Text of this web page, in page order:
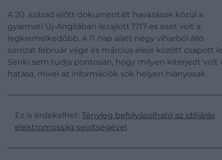
A 20. század előtt dokumentált havazások közül a
gyarmati Új-Angliában lezajlott 1717-es eset volt a
legkiemelkedőbb. A 11 nap alatt négy viharból álló
sorozat február vége és március eleje között csapott
Senki sem tudja pontosan, hogy milyen kiterjedt volt
hatása, mivel az információk sok helyen hiányosak.
Ez is érdekelhet: Tényleg befolyásolható az időjárás
elektromosság segítségével